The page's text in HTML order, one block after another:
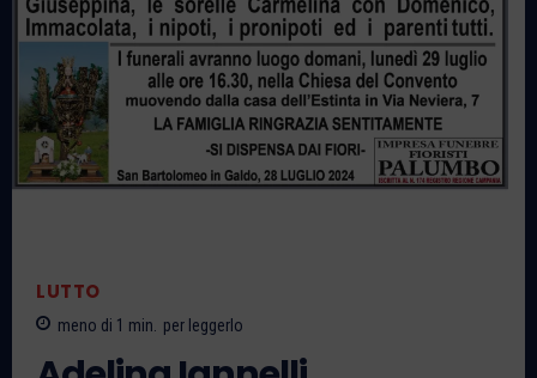
LUTTO
meno di 1 min. per leggerlo